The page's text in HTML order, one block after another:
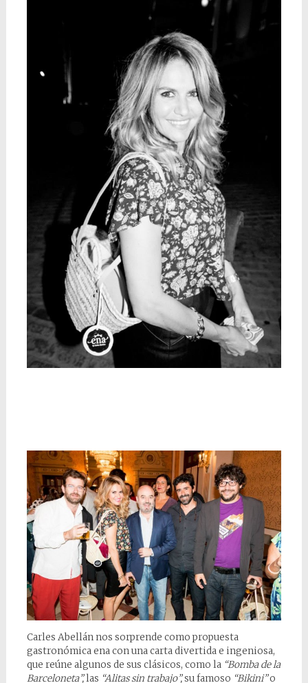
Carles Abellán nos sorprende como propuesta
gastronómica ena con una carta divertida e ingeniosa,
que reúne algunos de sus clásicos, como la “Bomba de la
Barceloneta”,las “Alitas sin trabajo”,su famoso “Bikini”o